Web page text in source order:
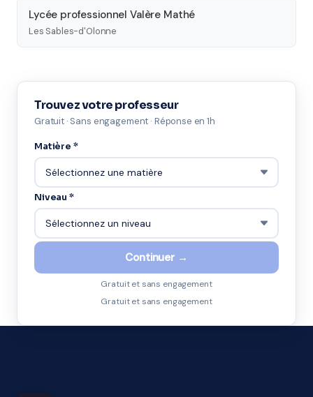
Lycée professionnel Valère Mathé
Les Sables-d'Olonne
Trouvez votre professeur
Gratuit · Sans engagement · Réponse en 1h
Matière *
Niveau *
Continuer →
Gratuit et sans engagement
Gratuit et sans engagement